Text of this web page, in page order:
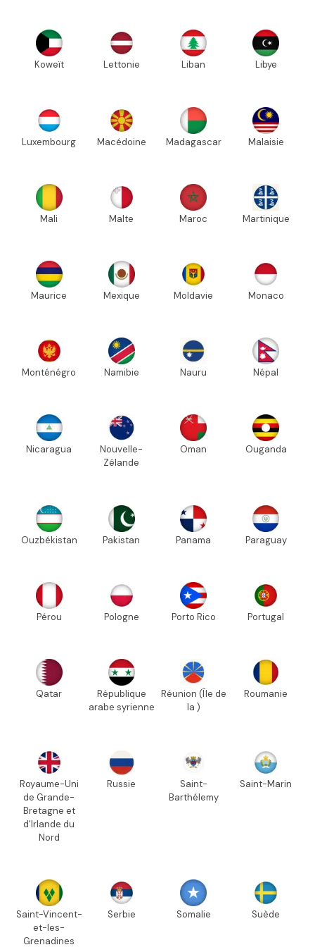
Koweït Lettonie Liban Libye
Luxembourg Macédoine Madagascar Malaisie
Mali Malte Maroc Martinique
Maurice Mexique Moldavie Monaco
Monténégro Namibie Nauru Népal
Nicaragua
Nouvelle-
Zélande
Oman Ouganda
Ouzbékistan Pakistan Panama Paraguay
Pérou Pologne Porto Rico Portugal
Qatar
République
arabe syrienne
Réunion (Île de
la )
Roumanie
Royaume-Uni
de Grande-
Bretagne et
d'Irlande du
Nord
Russie
Saint-
Barthélemy
Saint-Marin
Saint-Vincent-
et-les-
Grenadines
Serbie Somalie Suède